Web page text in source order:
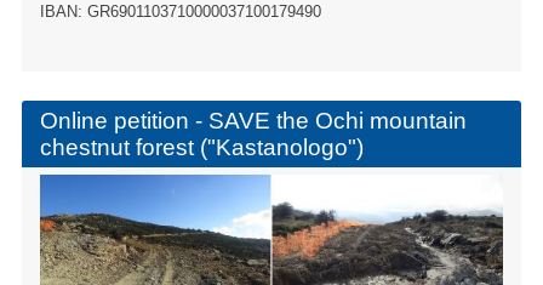
ΙBAN: GR6901103710000037100179490
Online petition - SAVE the Ochi mountain
chestnut forest ("Kastanologo")